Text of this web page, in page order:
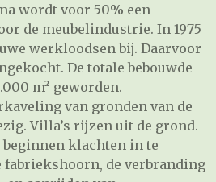
wordt voor 50% een
de meubelindustrie. In 1975
werkloodsen bij. Daarvoor
De totale bebouwde
m² geworden.
van gronden van de
Villa’s rijzen uit de grond.
klachten in te
fabriekshoorn, de verbranding